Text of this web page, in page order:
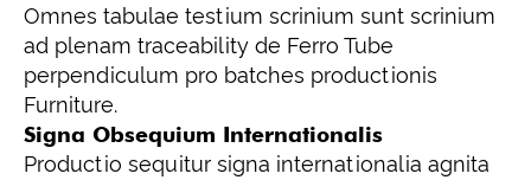
Omnes tabulae testium scrinium sunt scrinium
ad plenam traceability de Ferro Tube
perpendiculum pro batches productionis
Furniture.
Signa Obsequium Internationalis
Productio sequitur signa internationalia agnita